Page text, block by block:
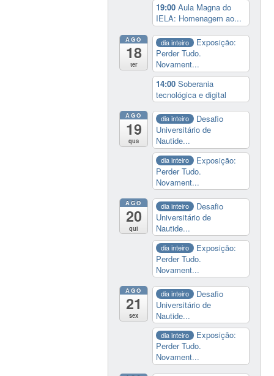
19:00Aula Magna do
IELA: Homenagem ao...
AGO
18
ter
dia inteiro
Exposição:
Perder Tudo.
Novament...
14:00Soberania
tecnológica e digital
AGO
19
qua
dia inteiro
Desafio
Universitário de
Nautide...
dia inteiro
Exposição:
Perder Tudo.
Novament...
AGO
20
qui
dia inteiro
Desafio
Universitário de
Nautide...
dia inteiro
Exposição:
Perder Tudo.
Novament...
AGO
21
sex
dia inteiro
Desafio
Universitário de
Nautide...
dia inteiro
Exposição:
Perder Tudo.
Novament...